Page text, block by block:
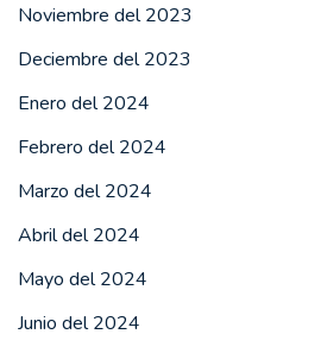
Noviembre del 2023
Deciembre del 2023
Enero del 2024
Febrero del 2024
Marzo del 2024
Abril del 2024
Mayo del 2024
Junio del 2024